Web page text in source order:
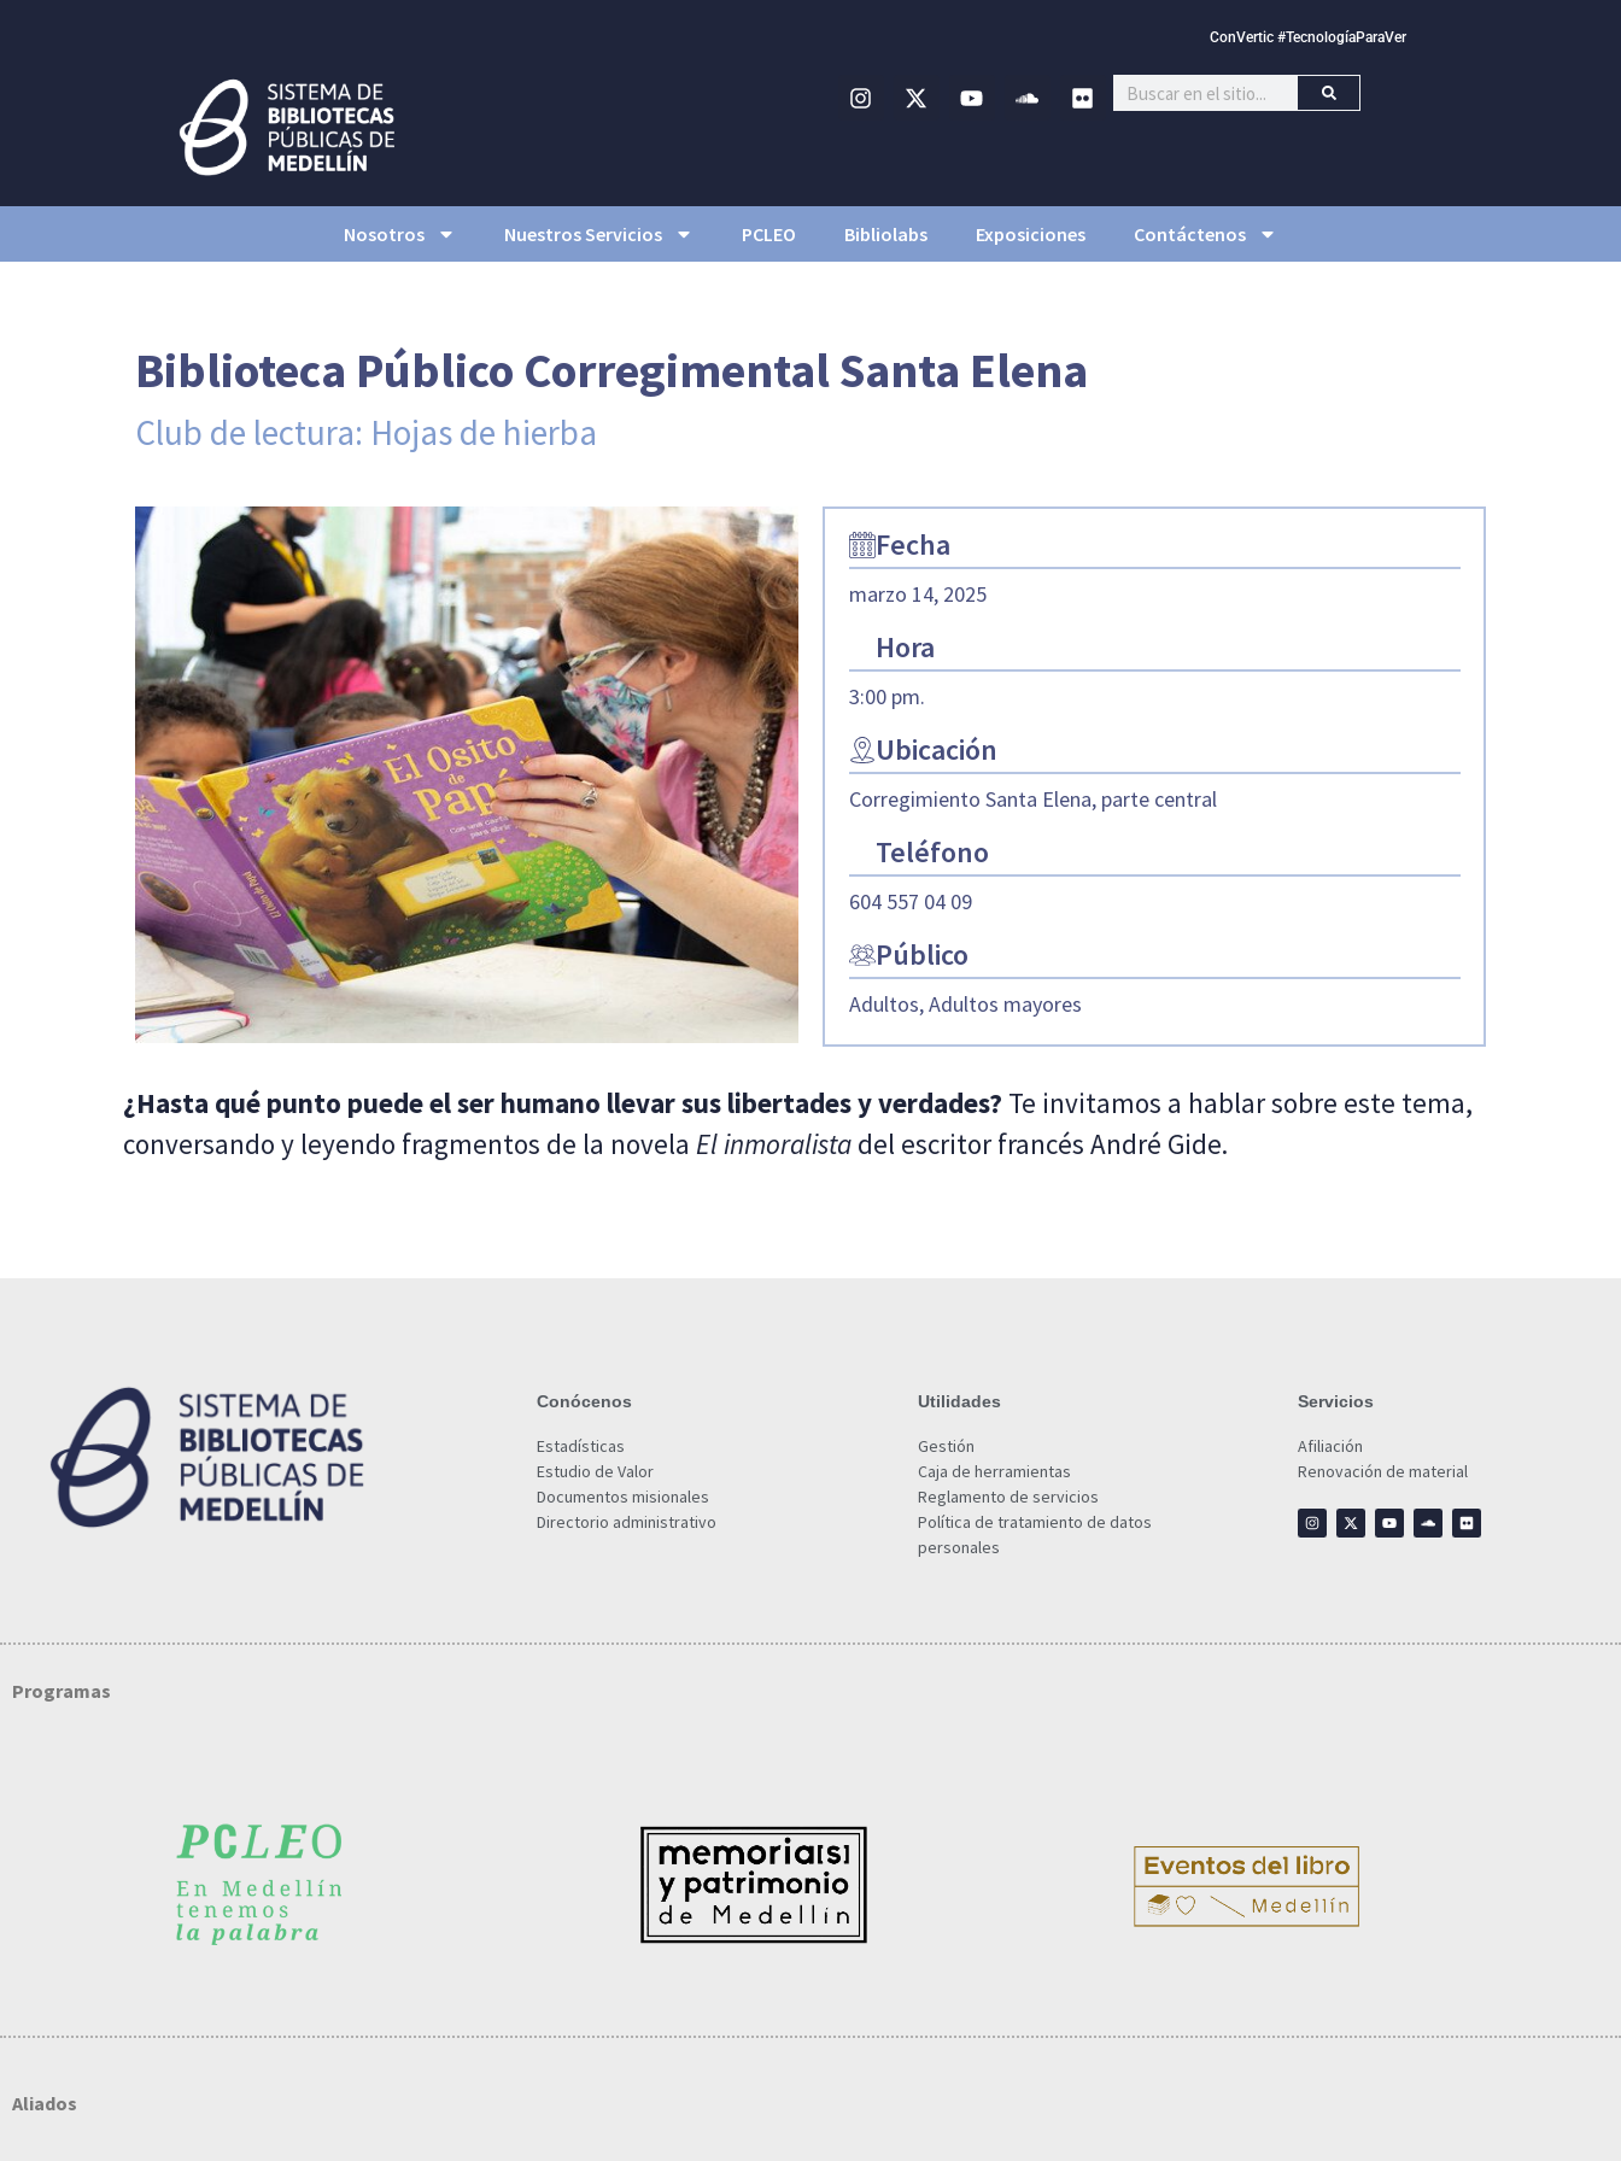
ConVertic #TecnologíaParaVer
Nosotros Nuestros Servicios PCLEO Bibliolabs Exposiciones Contáctenos
Biblioteca Público Corregimental Santa Elena
Club de lectura: Hojas de hierba
Fecha
marzo 14, 2025
Hora
3:00 pm.
Ubicación
Corregimiento Santa Elena, parte central
Teléfono
604 557 04 09
Público
Adultos, Adultos mayores
¿Hasta qué punto puede el ser humano llevar sus libertades y verdades? Te invitamos a hablar sobre este tema,
conversando y leyendo fragmentos de la novela El inmoralista del escritor francés André Gide.
Conócenos
Estadísticas
Estudio de Valor
Documentos misionales
Directorio administrativo
Utilidades
Gestión
Caja de herramientas
Reglamento de servicios
Política de tratamiento de datos
personales
Servicios
Afiliación
Renovación de material
Programas
Aliados